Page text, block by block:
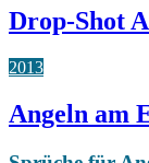
Drop-Shot
2013
Angeln am